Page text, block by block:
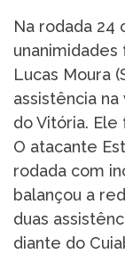
Na rodada 24
Lucas Moura
assistência
do Vitória.
O atacante
rodada com
balançou a
duas
diante do